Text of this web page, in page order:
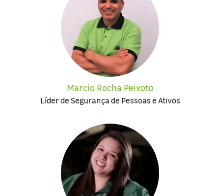
Marcio Rocha Peixoto
Líder de Segurança de Pessoas e Ativos